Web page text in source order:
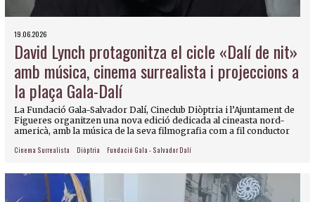
19.06.2026
David Lynch protagonitza el cicle «Dalí de nit»
amb música, cinema surrealista i projeccions a
la plaça Gala-Dalí
La Fundació Gala-Salvador Dalí, Cineclub Diòptria i l’Ajuntament de
Figueres organitzen una nova edició dedicada al cineasta nord-
americà, amb la música de la seva filmografia com a fil conductor
Cinema Surrealista Diòptria Fundació Gala - Salvador Dalí